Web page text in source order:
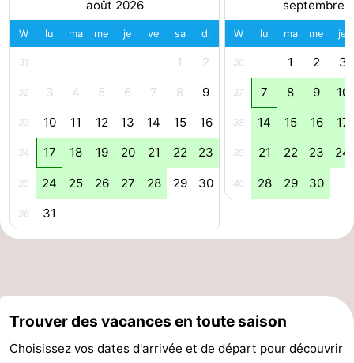
aan
Zee
Noordhollands
duinreservaat
Wijk
aan
Nature
Kennermerland
Haarlem
Zandvoort
Hollande-
Méridionale
-
Nature
-
août 2026
W lu ma me je ve sa di
31 1 2
32 3 4 5 6 7 8 9
33 10 11 12 13 14 15 16
34 17 18 19 20 21 22 23
35 24 25 26 27 28 29 30
36 31
septembre
W lu ma me je
36 1 2 3
37 7 8 9 10
38 14 15 16 17
39 21 22 23 24
40 28 29 30
Trouver des vacances en toute saison
Choisissez vos dates d'arrivée et de départ pour découvrir